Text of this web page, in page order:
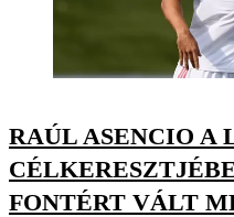
RAÚL ASENCIO A
FONTÉRT VÁLT